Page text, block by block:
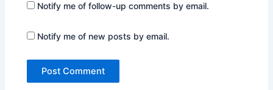
Notify me of follow-up comments by email.
Notify me of new posts by email.